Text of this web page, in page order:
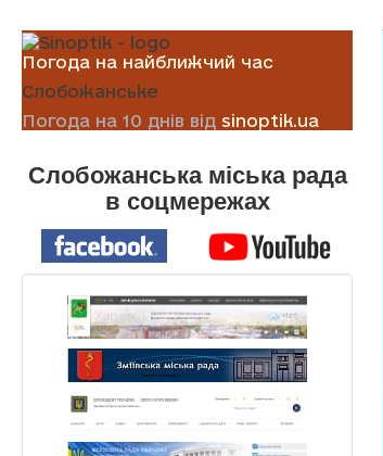
Погода на найближчий час
Слобожанське
Погода на 10 днів від sinoptik.ua
Слобожанська міська рада
в соцмережах